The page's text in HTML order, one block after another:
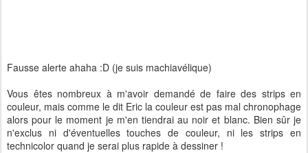
Fausse alerte ahaha :D (je suis machiavélique)
Vous êtes nombreux à m'avoir demandé de faire des strips en
couleur, mais comme le dit Eric la couleur est pas mal chronophage
alors pour le moment je m'en tiendrai au noir et blanc. Bien sûr je
n'exclus ni d'éventuelles touches de couleur, ni les strips en
technicolor quand je serai plus rapide à dessiner !